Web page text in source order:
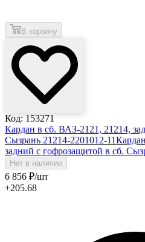
В корзину
Код: 153271
Кардан в сб. ВАЗ-2121, 21214,
Сызрань 21214-2201012-11
задний с гофрозащитой в сб.
Нет в наличии
6 856 ₽/шт
+205.68